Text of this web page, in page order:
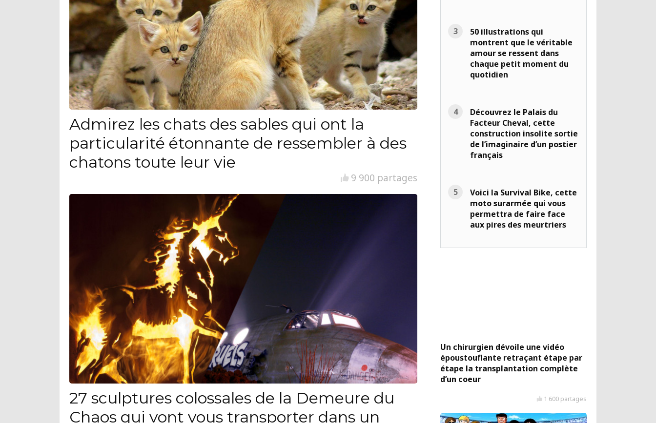
Admirez les chats des sables qui ont la
particularité étonnante de ressembler à des
chatons toute leur vie
9 900 partages
27 sculptures colossales de la Demeure du
Chaos qui vont vous transporter dans un
50 illustrations qui
montrent que le véritable
amour se ressent dans
chaque petit moment du
quotidien
Découvrez le Palais du
Facteur Cheval, cette
construction insolite sortie
de l’imaginaire d’un postier
français
Voici la Survival Bike, cette
moto surarmée qui vous
permettra de faire face
aux pires des meurtriers
Un chirurgien dévoile une vidéo
époustouflante retraçant étape par
étape la transplantation complète
d’un coeur
1 600 partages